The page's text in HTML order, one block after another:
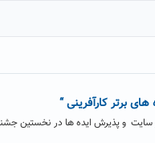
برتر کارآفرینی “
سایت و پذیرش ایده ها در نخستین